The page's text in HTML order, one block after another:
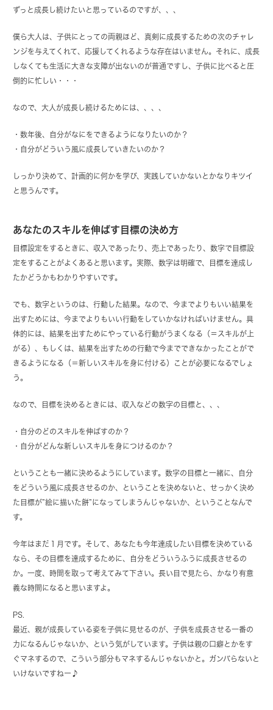
ずっと成長し続けたいと思っているのですが、、、
僕ら大人は、子供にとっての両親ほど、真剣に成長するための次のチャレ
ンジを与えてくれて、応援してくれるような存在はいません。それに、成長
しなくても生活に大きな支障が出ないのが普通ですし、子供に比べると圧
倒的に忙しい・・・
なので、大人が成長し続けるためには、、、、
・数年後、自分がなにをできるようになりたいのか？
・自分がどういう風に成長していきたいのか？
しっかり決めて、計画的に何かを学び、実践していかないとかなりキツイ
と思うんです。
あなたのスキルを伸ばす目標の決め方
目標設定をするときに、収入であったり、売上であったり、数字で目標設
定をすることがよくあると思います。実際、数字は明確で、目標を達成し
たかどうかもわかりやすいです。
でも、数字というのは、行動した結果。なので、今までよりもいい結果を
出すためには、今までよりもいい行動をしていかなければいけません。具
体的には、結果を出すためにやっている行動がうまくなる（＝スキルが上
がる）、もしくは、結果を出すための行動で今までできなかったことがで
きるようになる（＝新しいスキルを身に付ける）ことが必要になるでしょ
う。
なので、目標を決めるときには、収入などの数字の目標と、、、
・自分のどのスキルを伸ばすのか？
・自分がどんな新しいスキルを身につけるのか？
ということも一緒に決めるようにしています。数字の目標と一緒に、自分
をどういう風に成長させるのか、ということを決めないと、せっかく決め
た目標が”絵に描いた餅”になってしまうんじゃないか、ということなんで
す。
今年はまだ１月です。そして、あなたも今年達成したい目標を決めている
なら、その目標を達成するために、自分をどういうふうに成長させるの
か。一度、時間を取って考えてみて下さい。長い目で見たら、かなり有意
義な時間になると思いますよ。
PS.
最近、親が成長している姿を子供に見せるのが、子供を成長させる一番の
力になるんじゃないか、という気がしています。子供は親の口癖とかをす
ぐマネするので、こういう部分もマネするんじゃないかと。ガンバらないと
いけないですねー♪